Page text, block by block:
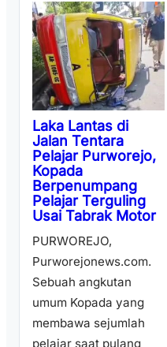
Laka Lantas di
Jalan Tentara
Pelajar Purworejo,
Kopada
Berpenumpang
Pelajar Terguling
Usai Tabrak Motor
PURWOREJO,
Purworejonews.com.
Sebuah angkutan
umum Kopada yang
membawa sejumlah
pelajar saat pulang